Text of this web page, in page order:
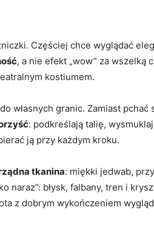
Częściej chce wyglądać
, a nie efekt „wow” za wszelką
kostiumem.
własnych granic. Zamiast pchać
: podkreślają talię,
ją przy każdym kroku.
tkanina: miękki jedwab,
błysk, falbany, tren i
z dobrym wykończeniem